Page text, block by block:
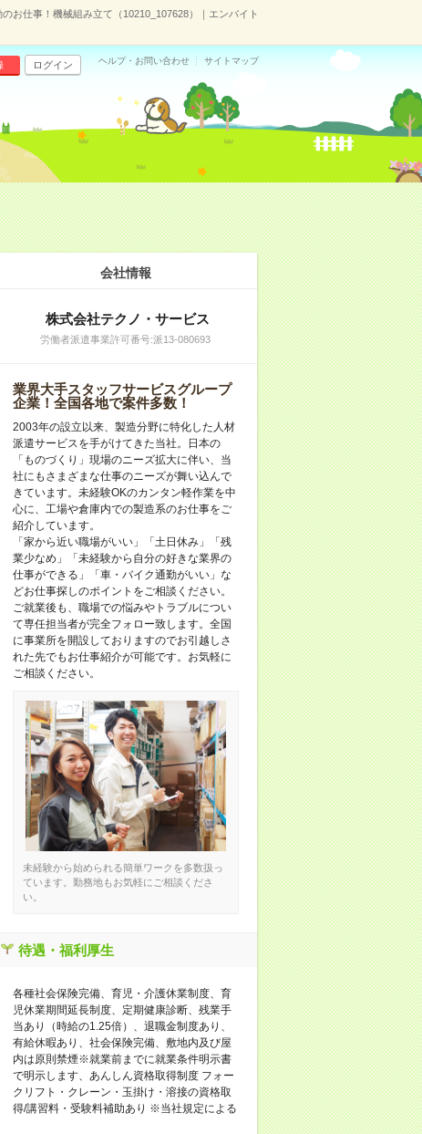
お仕事！機械組み立て（10210_107628）｜エンバイト
ログイン ヘルプ・お問い合わせ サイトマップ
会社情報
株式会社テクノ・サービス
労働者派遣事業許可番号:派13-080693
業界大手スタッフサービスグループ
企業！全国各地で案件多数！
2003年の設立以来、製造分野に特化した人材
派遣サービスを手がけてきた当社。日本の
「ものづくり」現場のニーズ拡大に伴い、当
社にもさまざまな仕事のニーズが舞い込んで
きています。未経験OKのカンタン軽作業を中
心に、工場や倉庫内での製造系のお仕事をご
紹介しています。
「家から近い職場がいい」「土日休み」「残
業少なめ」「未経験から自分の好きな業界の
仕事ができる」「車・バイク通勤がいい」な
どお仕事探しのポイントをご相談ください。
ご就業後も、職場での悩みやトラブルについ
て専任担当者が完全フォロー致します。全国
に事業所を開設しておりますのでお引越しさ
れた先でもお仕事紹介が可能です。お気軽に
ご相談ください。
未経験から始められる簡単ワークを多数扱っ
ています。勤務地もお気軽にご相談くださ
い。
待遇・福利厚生
各種社会保険完備、育児・介護休業制度、育
児休業期間延長制度、定期健康診断、残業手
当あり（時給の1.25倍）、退職金制度あり、
有給休暇あり、社会保険完備、敷地内及び屋
内は原則禁煙※就業前までに就業条件明示書
で明示します、あんしん資格取得制度 フォー
クリフト・クレーン・玉掛け・溶接の資格取
得/講習料・受験料補助あり ※当社規定による